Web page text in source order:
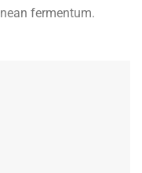
fermentum.